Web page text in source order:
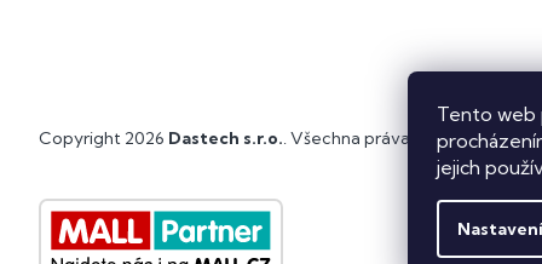
Tento web
jejich
Nastavení
Copyright 2026 Dastech s.r.o.. Všechna práva vyhrazena.